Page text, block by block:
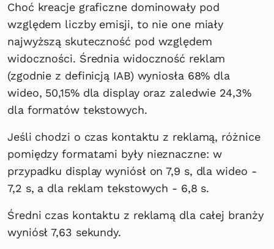
Choć kreacje graficzne dominowały pod
względem liczby emisji, to nie one miały
najwyższą skuteczność pod względem
widoczności. Średnia widoczność reklam
(zgodnie z definicją IAB) wyniosła 68% dla
wideo, 50,15% dla display oraz zaledwie 24,3%
dla formatów tekstowych.
Jeśli chodzi o czas kontaktu z reklamą, różnice
pomiędzy formatami były nieznaczne: w
przypadku display wyniósł on 7,9 s, dla wideo -
7,2 s, a dla reklam tekstowych - 6,8 s.
Średni czas kontaktu z reklamą dla całej branży
wyniósł 7,63 sekundy.